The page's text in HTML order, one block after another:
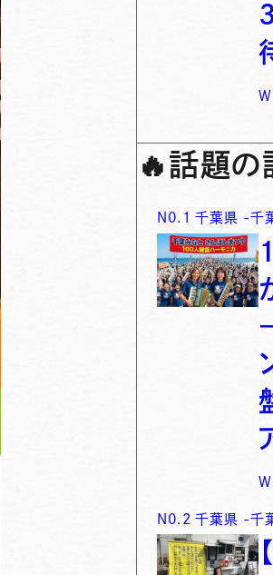
🔥 話題の
N0. 1 千葉県 -千
N0. 2 千葉県 -千